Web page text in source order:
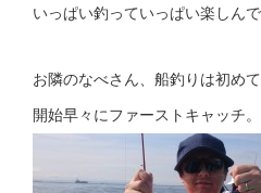
いっぱい釣っていっぱい楽しん
お隣のなべさん、船釣りは初め
開始早々にファーストキャッチ。